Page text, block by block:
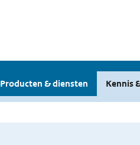
Producten & diensten Kennis